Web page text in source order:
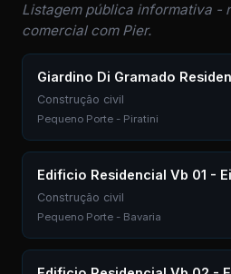
Listagem pública informativa -
comercial com Pier.
Giardino Di Gramado
Construção civil
Pequeno Porte - Piratini
Edificio Residencial Vb 01 -
Construção civil
Pequeno Porte - Bavaria